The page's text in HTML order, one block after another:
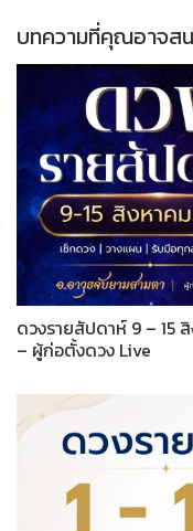
บทความที่คุณอาจส
ดวงรายสัปดาห์ 9 – 15
– ผู้ก่อตั้งดวง Live